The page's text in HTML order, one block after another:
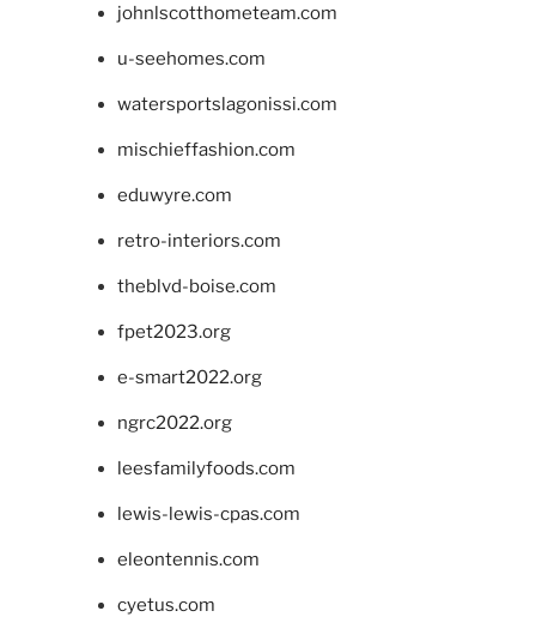
johnlscotthometeam.com
u-seehomes.com
watersportslagonissi.com
mischieffashion.com
eduwyre.com
retro-interiors.com
theblvd-boise.com
fpet2023.org
e-smart2022.org
ngrc2022.org
leesfamilyfoods.com
lewis-lewis-cpas.com
eleontennis.com
cyetus.com